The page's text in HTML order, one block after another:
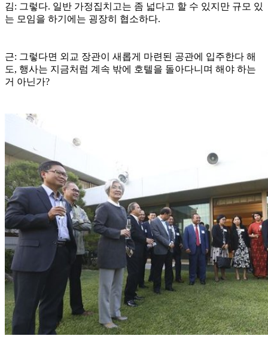
김: 그렇다. 일반 가정집치고는 좀 넓다고 할 수 있지만 규모 있
는 모임을 하기에는 굉장히 협소하다.
근: 그렇다면 외교 장관이 새롭게 마련된 공관에 입주한다 해
도, 행사는 지금처럼 계속 밖에 호텔을 돌아다니며 해야 하는
거 아닌가?